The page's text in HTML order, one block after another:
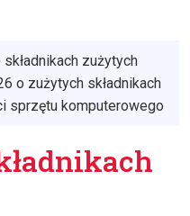
składnikach zużytych
o zużytych składnikach
sprzętu komputerowego